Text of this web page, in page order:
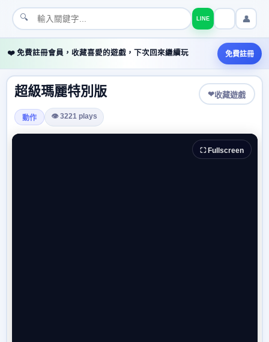
🔍 LINE 👤
❤️ 免費註冊會員，收藏喜愛的遊戲，下次回來繼續玩 免費註冊
超級瑪麗特別版 ❤收藏遊戲
動作 👁 3221 plays
⛶ Fullscreen